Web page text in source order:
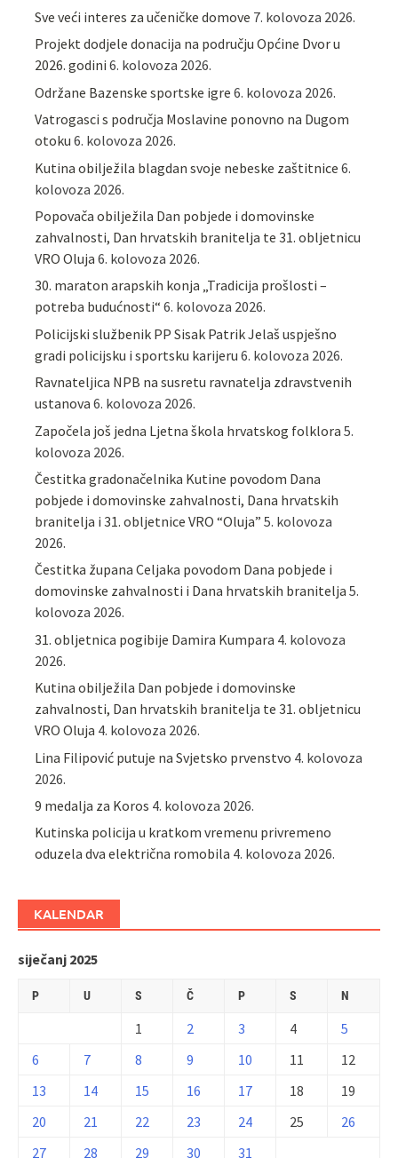
Sve veći interes za učeničke domove 7. kolovoza 2026.
Projekt dodjele donacija na području Općine Dvor u
2026. godini 6. kolovoza 2026.
Održane Bazenske sportske igre 6. kolovoza 2026.
Vatrogasci s područja Moslavine ponovno na Dugom
otoku 6. kolovoza 2026.
Kutina obilježila blagdan svoje nebeske zaštitnice 6.
kolovoza 2026.
Popovača obilježila Dan pobjede i domovinske
zahvalnosti, Dan hrvatskih branitelja te 31. obljetnicu
VRO Oluja 6. kolovoza 2026.
30. maraton arapskih konja „Tradicija prošlosti –
potreba budućnosti“ 6. kolovoza 2026.
Policijski službenik PP Sisak Patrik Jelaš uspješno
gradi policijsku i sportsku karijeru 6. kolovoza 2026.
Ravnateljica NPB na susretu ravnatelja zdravstvenih
ustanova 6. kolovoza 2026.
Započela još jedna Ljetna škola hrvatskog folklora 5.
kolovoza 2026.
Čestitka gradonačelnika Kutine povodom Dana
pobjede i domovinske zahvalnosti, Dana hrvatskih
branitelja i 31. obljetnice VRO “Oluja” 5. kolovoza
2026.
Čestitka župana Celjaka povodom Dana pobjede i
domovinske zahvalnosti i Dana hrvatskih branitelja 5.
kolovoza 2026.
31. obljetnica pogibije Damira Kumpara 4. kolovoza
2026.
Kutina obilježila Dan pobjede i domovinske
zahvalnosti, Dan hrvatskih branitelja te 31. obljetnicu
VRO Oluja 4. kolovoza 2026.
Lina Filipović putuje na Svjetsko prvenstvo 4. kolovoza
2026.
9 medalja za Koros 4. kolovoza 2026.
Kutinska policija u kratkom vremenu privremeno
oduzela dva električna romobila 4. kolovoza 2026.
KALENDAR
siječanj 2025
P U S Č P S N
1 2 3 4
5
6
7 8 9 10 11
12
13
14 15 16 17 18
19
20
21 22 23 24 25
26
27
28 29 30 31